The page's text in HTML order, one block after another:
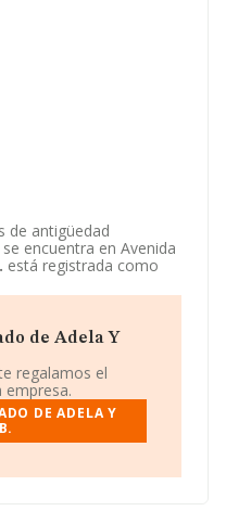
de antigüedad
se encuentra en Avenida
está registrada como
de Adela Y
regalamos el
DE ADELA Y